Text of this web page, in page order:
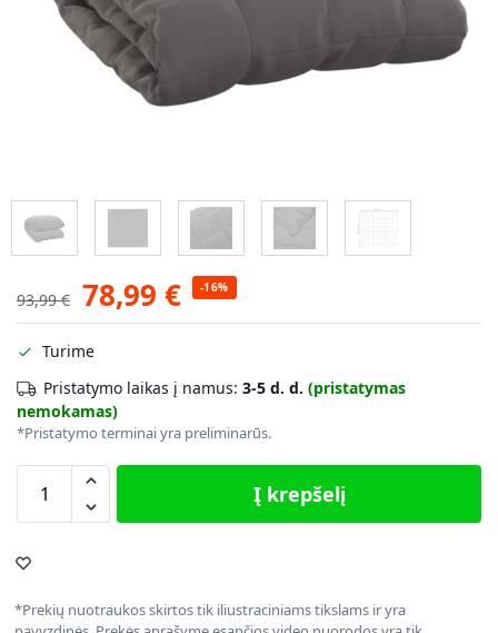
93,99€ 78,99 € -16%
Turime
Pristatymo laikas į namus: 3-5 d. d. (pristatymas
nemokamas)
*Pristatymo terminai yra preliminarūs.
Į krepšelį
*Prekių nuotraukos skirtos tik iliustraciniams tikslams ir yra